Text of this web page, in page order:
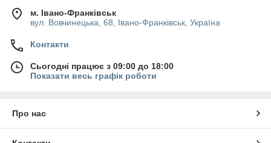
м. Івано-Франківськ
вул. Вовчинецька, 68, Івано-Франківськ, Україна
Контакти
Сьогодні працює з 09:00 до 18:00
Показати весь графік роботи
Про нас